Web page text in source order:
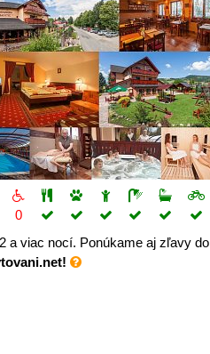
0
a viac nocí. Ponúkame aj zľavy do